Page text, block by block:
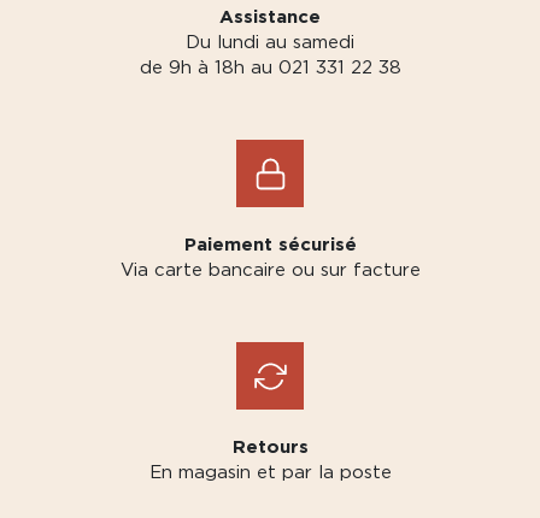
Assistance
Du lundi au samedi
de 9h à 18h au 021 331 22 38
Paiement sécurisé
Via carte bancaire ou sur facture
Retours
En magasin et par la poste